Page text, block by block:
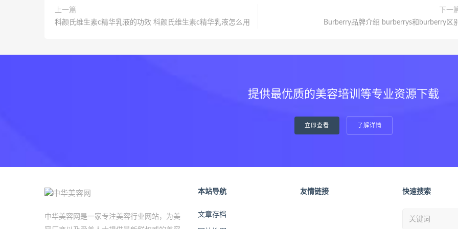
上一篇
科颜氏维生素c精华乳液的功效 科颜氏维生素c精华乳液怎么用
下一
Burberry品牌介绍 burberrys和burberry区
提供最优质的美容培训等专业资源下载
立即查看 了解详情
中华美容网是一家专注美容行业网站，为美
本站导航
文章存档
友情链接 快速搜索